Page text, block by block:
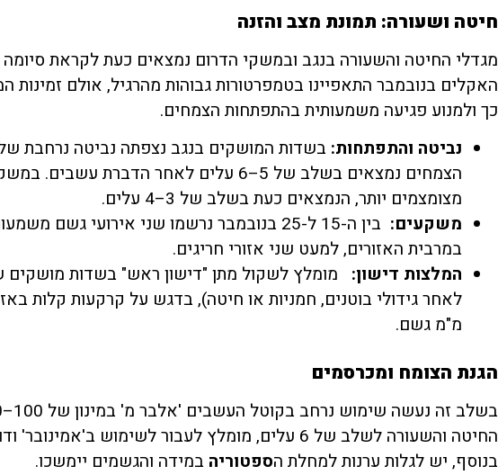
חיטה ושעורה: תמונת מצב והזנה
מגדלי החיטה והשעורה בנגב ובמשקי הדרום נמצאים כעת לקראת סיומה
האקלים בנובמבר התאפיינו בטמפרטורות גבוהות מהרגיל, אולם זמינות
כך ולמנוע פגיעה משמעותית בהתפתחות הצמחים.
נביטה והתפתחות: בשדות המושקים בנגב נצפתה נביטה נרחבת
הצמחים נמצאים בשלב של 5–6 עלים לאחר הדברת
מצומצמים יותר, הנמצאים כעת בשלב של 3–4 עלים.
משקעים:
במרבית האזורים, למעט שני אזורי חריגים.
המלצות דישון: מומלץ לשקול מתן "דישון ראש" בשדות מושקים
מ"מ גשם.
הגנת הצומח ומכרסמים
החיטה והשעורה לשלב של 6 עלים, מומלץ לעבור לשימוש
בנוסף, יש לגלות ערנות למחלת הספטוריה במידה והגשמים יימשכו.